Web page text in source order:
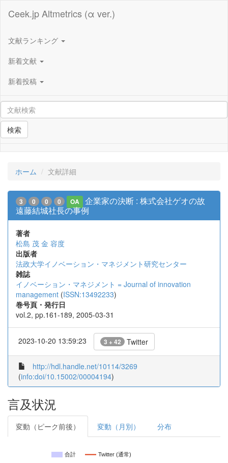
Ceek.jp Altmetrics (α ver.)
文献ランキング
新着文献
新着投稿
検索
ホーム 文献詳細
3 0 0 0 OA
企業家の決断 : 株式会社ゲオの故
遠藤結城社長の事例
著者
松島 茂 金 容度
出版者
法政大学イノベーション・マネジメント研究センター
雑誌
イノベーション・マネジメント = Journal of innovation
management (ISSN:13492233)
巻号頁・発行日
vol.2, pp.161-189, 2005-03-31
2023-10-20 13:59:23 3 + 42 Twitter
http://hdl.handle.net/10114/3269
(info:doi/10.15002/00004194)
言及状況
変動（ピーク前後） 変動（月別） 分布
合計 Twitter (通常)